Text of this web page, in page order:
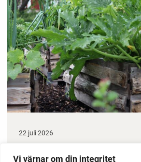
Vi värnar om din integritet
22 juli 2026